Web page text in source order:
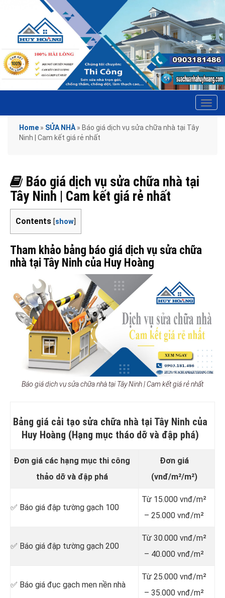
Home » SỬA NHÀ » Báo giá dịch vụ sửa chữa nhà tại Tây
Ninh | Cam kết giá rẻ nhất
Báo giá dịch vụ sửa chữa nhà tại
Tây Ninh | Cam kết giá rẻ nhất
Contents [show]
Tham khảo bảng báo giá dịch vụ sửa chữa
nhà tại Tây Ninh của Huy Hoàng
Báo giá dịch vụ sửa chữa nhà tại Tây Ninh | Cam kết giá rẻ nhất
Bảng giá cải tạo sửa chữa nhà tại Tây Ninh của
Huy Hoàng (Hạng mục tháo dỡ và đập phá)
Đơn giá các hạng mục thi công
thảo dỡ và đập phá
Đơn giá
(vnđ/m²/m²)
✅ Báo giá đập tường gạch 100
Từ 15.000 vnđ/m²
– 25.000 vnđ/m²
✅ Báo giá đập tường gạch 200
Từ 30.000 vnđ/m²
– 40.000 vnđ/m²
✅ Báo giá đục gạch men nền nhà
Từ 25.000 vnđ/m²
– 35.000 vnđ/m²